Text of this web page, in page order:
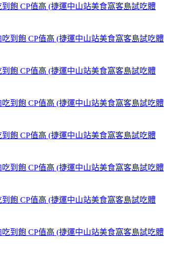
飽 CP值高 (捷運中山站美食窩客島試吃體
飽 CP值高 (捷運中山站美食窩客島試吃體
飽 CP值高 (捷運中山站美食窩客島試吃體
飽 CP值高 (捷運中山站美食窩客島試吃體